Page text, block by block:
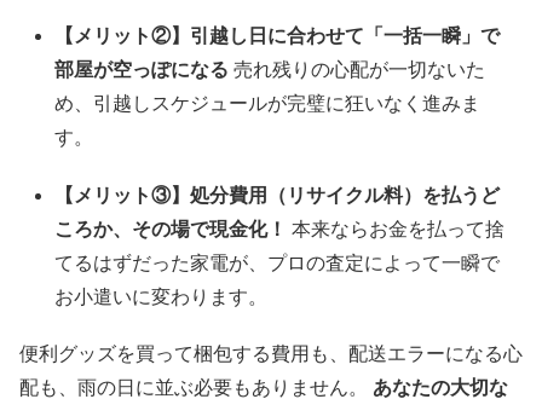
【メリット②】引越し日に合わせて「一括一瞬」で
部屋が空っぽになる 売れ残りの心配が一切ないた
め、引越しスケジュールが完璧に狂いなく進みま
す。
【メリット③】処分費用（リサイクル料）を払うど
ころか、その場で現金化！ 本来ならお金を払って捨
てるはずだった家電が、プロの査定によって一瞬で
お小遣いに変わります。
便利グッズを買って梱包する費用も、配送エラーになる心
配も、雨の日に並ぶ必要もありません。 あなたの大切な